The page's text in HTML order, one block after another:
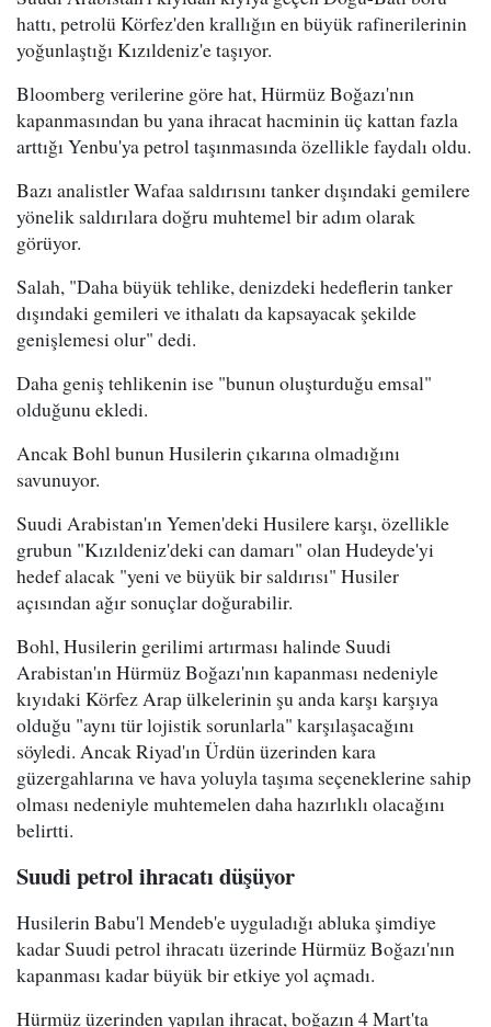
hattı, petrolü Körfez'den krallığın en büyük rafinerilerinin
yoğunlaştığı Kızıldeniz'e taşıyor.
Bloomberg verilerine göre hat, Hürmüz Boğazı'nın
kapanmasından bu yana ihracat hacminin üç kattan fazla
arttığı Yenbu'ya petrol taşınmasında özellikle faydalı oldu.
Bazı analistler Wafaa saldırısını tanker dışındaki gemilere
yönelik saldırılara doğru muhtemel bir adım olarak
görüyor.
Salah, "Daha büyük tehlike, denizdeki hedeflerin tanker
dışındaki gemileri ve ithalatı da kapsayacak şekilde
genişlemesi olur" dedi.
Daha geniş tehlikenin ise "bunun oluşturduğu emsal"
olduğunu ekledi.
Ancak Bohl bunun Husilerin çıkarına olmadığını
savunuyor.
Suudi Arabistan'ın Yemen'deki Husilere karşı, özellikle
grubun "Kızıldeniz'deki can damarı" olan Hudeyde'yi
hedef alacak "yeni ve büyük bir saldırısı" Husiler
açısından ağır sonuçlar doğurabilir.
Bohl, Husilerin gerilimi artırması halinde Suudi
Arabistan'ın Hürmüz Boğazı'nın kapanması nedeniyle
kıyıdaki Körfez Arap ülkelerinin şu anda karşı karşıya
olduğu "aynı tür lojistik sorunlarla" karşılaşacağını
söyledi. Ancak Riyad'ın Ürdün üzerinden kara
güzergahlarına ve hava yoluyla taşıma seçeneklerine sahip
olması nedeniyle muhtemelen daha hazırlıklı olacağını
belirtti.
Suudi petrol ihracatı düşüyor
Husilerin Babu'l Mendeb'e uyguladığı abluka şimdiye
kadar Suudi petrol ihracatı üzerinde Hürmüz Boğazı'nın
kapanması kadar büyük bir etkiye yol açmadı.
Hürmüz üzerinden yapılan ihracat, boğazın 4 Mart'ta